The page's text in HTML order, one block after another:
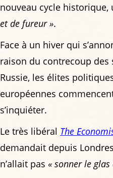
nouveau cycle historique,
et de fureur ».
Face à un hiver qui
raison du contrecoup
Russie, les élites
européennes
s’inquiéter.
Le très libéral The
demandait depuis
n’allait pas « sonner le glas